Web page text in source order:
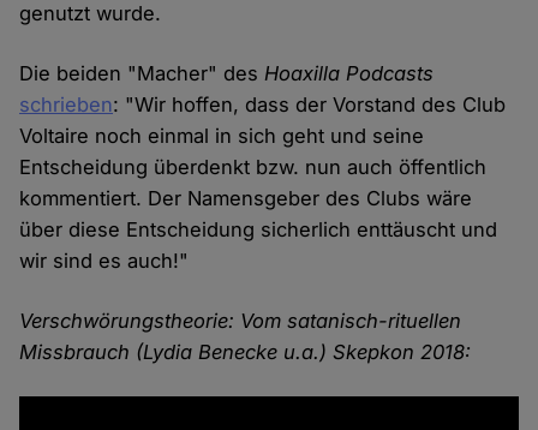
genutzt wurde.
Die beiden "Macher" desHoaxilla Podcasts
schrieben: "Wir hoffen, dass der Vorstand des Club
Voltaire noch einmal in sich geht und seine
Entscheidung überdenkt bzw. nun auch öffentlich
kommentiert. Der Namensgeber des Clubs wäre
über diese Entscheidung sicherlich enttäuscht und
wir sind es auch!"
Verschwörungstheorie: Vom satanisch-rituellen
Missbrauch (Lydia Benecke u.a.) Skepkon 2018: